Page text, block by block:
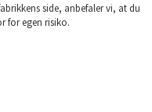
side, anbefaler vi, at du
for egen risiko.